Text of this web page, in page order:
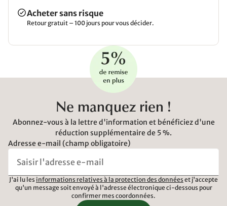
Acheter sans risque
Retour gratuit – 100 jours pour vous décider.
Ne manquez rien !
Abonnez-vous à la lettre d'information et bénéficiez d'une
réduction supplémentaire de 5 %.
Adresse e-mail (champ obligatoire)
J'ai lu les informations relatives à la protection des données et j'accepte
qu'un message soit envoyé à l'adresse électronique ci-dessous pour
confirmer mes coordonnées.